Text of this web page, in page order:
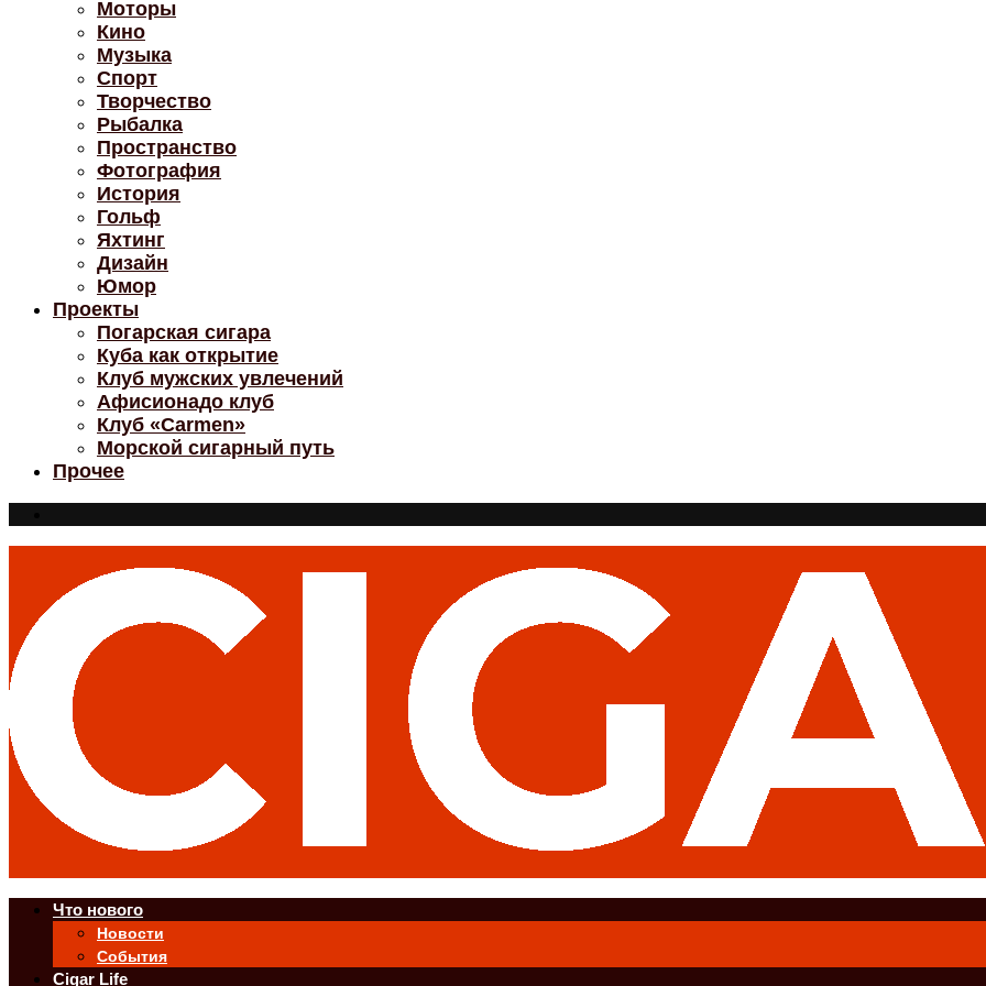
Моторы
Кино
Музыка
Спорт
Творчество
Рыбалка
Пространство
Фотография
История
Гольф
Яхтинг
Дизайн
Юмор
Проекты
Погарская сигара
Куба как открытие
Клуб мужских увлечений
Афисионадо клуб
Клуб «Carmen»
Морской сигарный путь
Прочее
Что нового
Новости
События
Cigar Life